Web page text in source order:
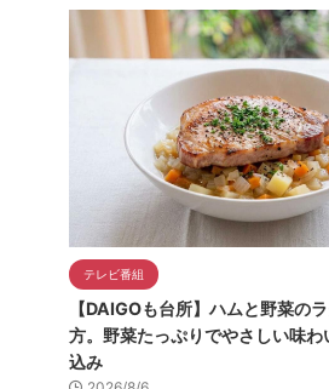
テレビ番組
【DAIGOも台所】ハムと野菜の
方。野菜たっぷりでやさしい味わ
込み